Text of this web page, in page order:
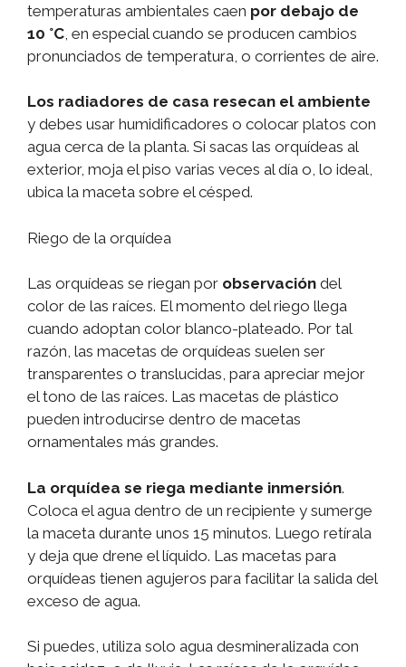
temperaturas ambientales caen por debajo de
10 °C , en especial cuando se producen cambios
pronunciados de temperatura, o corrientes de aire.
Los radiadores de casa resecan el ambiente
y debes usar humidificadores o colocar platos con
agua cerca de la planta. Si sacas las orquídeas al
exterior, moja el piso varias veces al día o, lo ideal,
ubica la maceta sobre el césped.
Riego de la orquídea
Las orquídeas se riegan por observación del
color de las raíces. El momento del riego llega
cuando adoptan color blanco-plateado. Por tal
razón, las macetas de orquídeas suelen ser
transparentes o translucidas, para apreciar mejor
el tono de las raíces. Las macetas de plástico
pueden introducirse dentro de macetas
ornamentales más grandes.
La orquídea se riega mediante inmersión.
Coloca el agua dentro de un recipiente y sumerge
la maceta durante unos 15 minutos. Luego retírala
y deja que drene el líquido. Las macetas para
orquídeas tienen agujeros para facilitar la salida del
exceso de agua.
Si puedes, utiliza solo agua desmineralizada con